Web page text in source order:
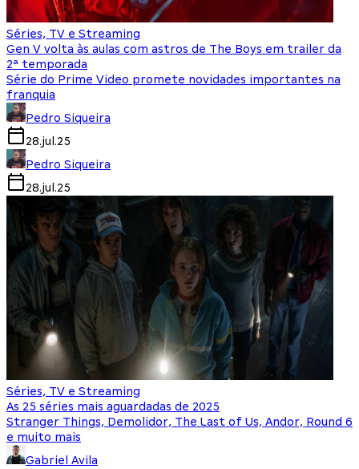
Séries, TV e Streaming
Gen V volta às aulas com astros de The Boys em trailer da
2ª temporada
Série do Prime Video promete novidades importantes na
franquia
Pedro Siqueira
28.jul.25
Pedro Siqueira
28.jul.25
Séries, TV e Streaming
As 25 séries mais aguardadas de 2025
Stranger Things, Demolidor, The Last of Us, Andor, Round 6
e muito mais
Gabriel Avila